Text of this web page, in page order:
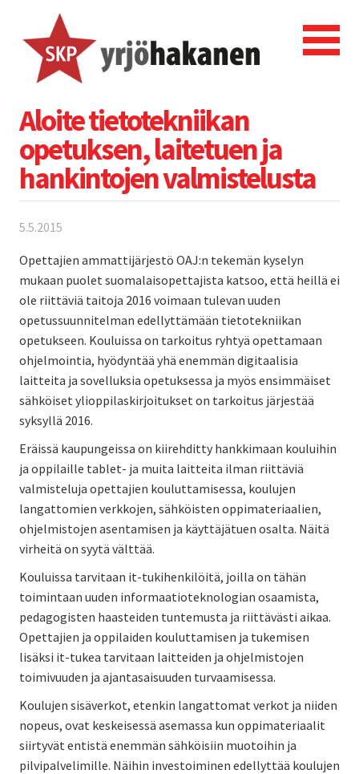
Aloite tietotekniikan
opetuksen, laitetuen ja
hankintojen valmistelusta
5.5.2015
Opettajien ammattijärjestö OAJ:n tekemän kyselyn
mukaan puolet suomalaisopettajista katsoo, että heillä ei
ole riittäviä taitoja 2016 voimaan tulevan uuden
opetussuunnitelman edellyttämään tietotekniikan
opetukseen. Kouluissa on tarkoitus ryhtyä opettamaan
ohjelmointia, hyödyntää yhä enemmän digitaalisia
laitteita ja sovelluksia opetuksessa ja myös ensimmäiset
sähköiset ylioppilaskirjoitukset on tarkoitus järjestää
syksyllä 2016.
Eräissä kaupungeissa on kiirehditty hankkimaan kouluihin
ja oppilaille tablet- ja muita laitteita ilman riittäviä
valmisteluja opettajien kouluttamisessa, koulujen
langattomien verkkojen, sähköisten oppimateriaalien,
ohjelmistojen asentamisen ja käyttäjätuen osalta. Näitä
virheitä on syytä välttää.
Kouluissa tarvitaan it-tukihenkilöitä, joilla on tähän
toimintaan uuden informaatioteknologian osaamista,
pedagogisten haasteiden tuntemusta ja riittävästi aikaa.
Opettajien ja oppilaiden kouluttamisen ja tukemisen
lisäksi it-tukea tarvitaan laitteiden ja ohjelmistojen
toimivuuden ja ajantasaisuuden turvaamisessa.
Koulujen sisäverkot, etenkin langattomat verkot ja niiden
nopeus, ovat keskeisessä asemassa kun oppimateriaalit
siirtyvät entistä enemmän sähköisiin muotoihin ja
pilvipalvelimille. Näihin investoiminen edellyttää koulujen